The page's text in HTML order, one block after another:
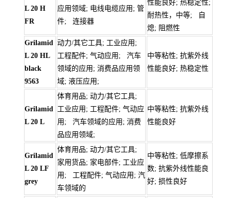
L 20 H
FR
应用领域; 电线电缆应用; 管
件; 连接器
性能良好; 热稳定性;
耐热性，中等; 自
熄; 阻燃性
Grilamid
L 20 HL
black
9563
动力/其它工具; 工业应用;
工程配件; 气动应用; 汽车
领域的应用; 消费品应用领
域; 液压应用;
中等粘性; 抗紫外线
性能良好; 热稳定性
Grilamid
L 20 L
体育用品; 动力/其它工具;
工业应用; 工程配件; 气动应
用; 汽车领域的应用; 消费
品应用领域;
中等粘性; 抗紫外线
性能良好
Grilamid
L 20 LF
grey
体育用品; 动力/其它工具;
家用货品; 家电部件; 工业应
用; 工程配件; 气动应用; 汽
车领域的
中等粘性; 低摩擦系
数; 抗紫外线性能良
好; 损性良好